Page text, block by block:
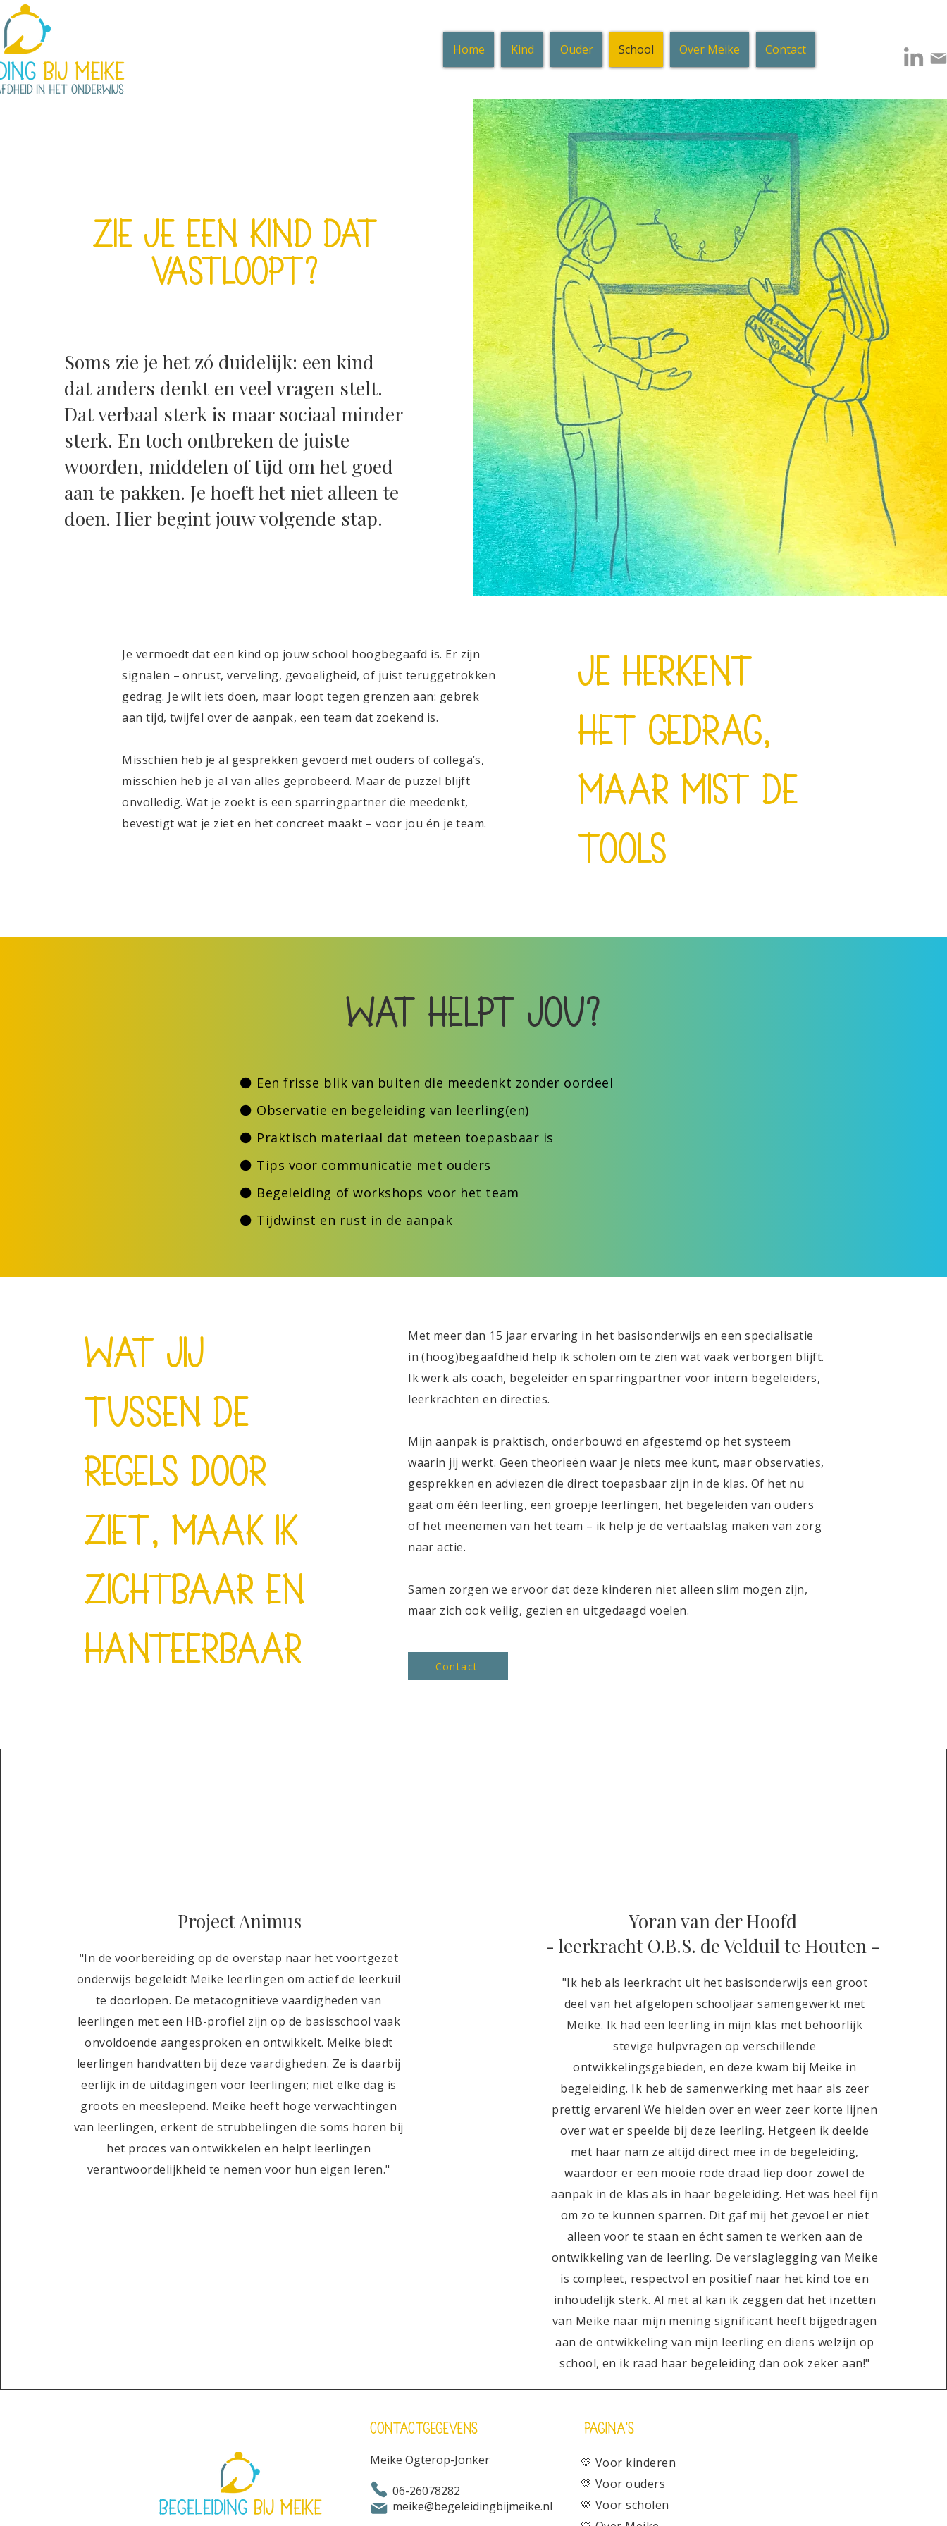
Home Kind Ouder School Over Meike Contact
Zie je een kind dat
vastloopt?
Soms zie je het zó duidelijk: een kind
dat anders denkt en veel vragen stelt.
Dat verbaal sterk is maar sociaal minder
sterk. En toch ontbreken de juiste
woorden, middelen of tijd om het goed
aan te pakken. Je hoeft het niet alleen te
doen. Hier begint jouw volgende stap.
Je vermoedt dat een kind op jouw school hoogbegaafd is. Er zijn
signalen – onrust, verveling, gevoeligheid, of juist teruggetrokken
gedrag. Je wilt iets doen, maar loopt tegen grenzen aan: gebrek
aan tijd, twijfel over de aanpak, een team dat zoekend is.
Misschien heb je al gesprekken gevoerd met ouders of collega’s,
misschien heb je al van alles geprobeerd. Maar de puzzel blijft
onvolledig. Wat je zoekt is een sparringpartner die meedenkt,
bevestigt wat je ziet en het concreet maakt – voor jou én je team.
Je herkent
het gedrag,
maar mist de
tools
Wat helpt jou?
⚫ Een frisse blik van buiten die meedenkt zonder oordeel
⚫ Observatie en begeleiding van leerling(en)
⚫ Praktisch materiaal dat meteen toepasbaar is
⚫ Tips voor communicatie met ouders
⚫ Begeleiding of workshops voor het team
⚫ Tijdwinst en rust in de aanpak
Wat jij
tussen de
regels door
ziet, maak ik
zichtbaar en
hanteerbaar
Met meer dan 15 jaar ervaring in het basisonderwijs en een specialisatie
in (hoog)begaafdheid help ik scholen om te zien wat vaak verborgen blijft.
Ik werk als coach, begeleider en sparringpartner voor intern begeleiders,
leerkrachten en directies.
Mijn aanpak is praktisch, onderbouwd en afgestemd op het systeem
waarin jij werkt. Geen theorieën waar je niets mee kunt, maar observaties,
gesprekken en adviezen die direct toepasbaar zijn in de klas. Of het nu
gaat om één leerling, een groepje leerlingen, het begeleiden van ouders
of het meenemen van het team – ik help je de vertaalslag maken van zorg
naar actie.
Samen zorgen we ervoor dat deze kinderen niet alleen slim mogen zijn,
maar zich ook veilig, gezien en uitgedaagd voelen.
Contact
Project Animus
"In de voorbereiding op de overstap naar het voortgezet
onderwijs begeleidt Meike leerlingen om actief de leerkuil
te doorlopen. De metacognitieve vaardigheden van
leerlingen met een HB-profiel zijn op de basisschool vaak
onvoldoende aangesproken en ontwikkelt. Meike biedt
leerlingen handvatten bij deze vaardigheden. Ze is daarbij
eerlijk in de uitdagingen voor leerlingen; niet elke dag is
groots en meeslepend. Meike heeft hoge verwachtingen
van leerlingen, erkent de strubbelingen die soms horen bij
het proces van ontwikkelen en helpt leerlingen
verantwoordelijkheid te nemen voor hun eigen leren."
Yoran van der Hoofd
- leerkracht O.B.S. de Velduil te Houten -
"Ik heb als leerkracht uit het basisonderwijs een groot
deel van het afgelopen schooljaar samengewerkt met
Meike. Ik had een leerling in mijn klas met behoorlijk
stevige hulpvragen op verschillende
ontwikkelingsgebieden, en deze kwam bij Meike in
begeleiding. Ik heb de samenwerking met haar als zeer
prettig ervaren! We hielden over en weer zeer korte lijnen
over wat er speelde bij deze leerling. Hetgeen ik deelde
met haar nam ze altijd direct mee in de begeleiding,
waardoor er een mooie rode draad liep door zowel de
aanpak in de klas als in haar begeleiding. Het was heel fijn
om zo te kunnen sparren. Dit gaf mij het gevoel er niet
alleen voor te staan en écht samen te werken aan de
ontwikkeling van de leerling. De verslaglegging van Meike
is compleet, respectvol en positief naar het kind toe en
inhoudelijk sterk. Al met al kan ik zeggen dat het inzetten
van Meike naar mijn mening significant heeft bijgedragen
aan de ontwikkeling van mijn leerling en diens welzijn op
school, en ik raad haar begeleiding dan ook zeker aan!"
Contactgegevens pagina's
Meike Ogterop-Jonker
06-26078282
meike@begeleidingbijmeike.nl
💛 Voor kinderen
💛 Voor ouders
💛 Voor scholen